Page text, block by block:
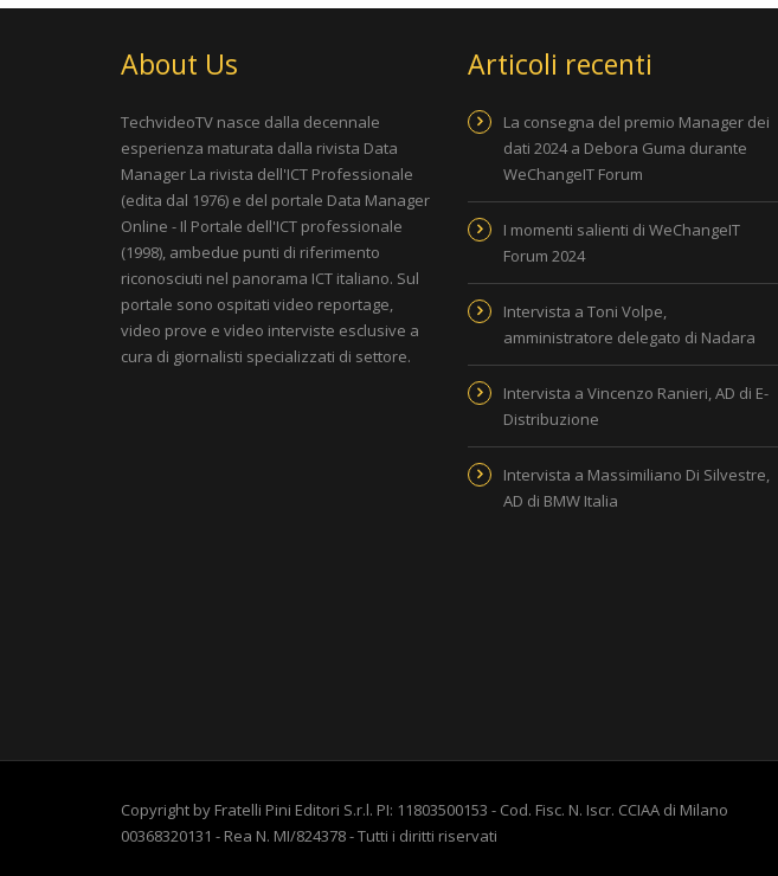
About Us
TechvideoTV nasce dalla decennale
esperienza maturata dalla rivista Data
Manager La rivista dell'ICT Professionale
(edita dal 1976) e del portale Data Manager
Online - Il Portale dell'ICT professionale
(1998), ambedue punti di riferimento
riconosciuti nel panorama ICT italiano. Sul
portale sono ospitati video reportage,
video prove e video interviste esclusive a
cura di giornalisti specializzati di settore.
Articoli recenti
La consegna del premio Manager dei
dati 2024 a Debora Guma durante
WeChangeIT Forum
I momenti salienti di WeChangeIT
Forum 2024
Intervista a Toni Volpe,
amministratore delegato di Nadara
Intervista a Vincenzo Ranieri, AD di E-
Distribuzione
Intervista a Massimiliano Di Silvestre,
AD di BMW Italia
Copyright by Fratelli Pini Editori S.r.l. PI: 11803500153 - Cod. Fisc. N. Iscr. CCIAA di Milano
00368320131 - Rea N. MI/824378 - Tutti i diritti riservati